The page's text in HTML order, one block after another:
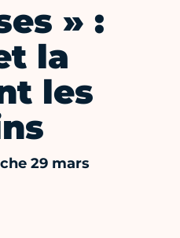
» :
la
les
29 mars